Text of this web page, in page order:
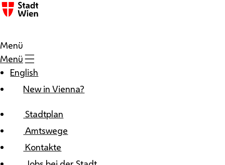
Zum Inhalt
Menü
Menü
English
New in Vienna?
Stadtplan
Amtswege
Kontakte